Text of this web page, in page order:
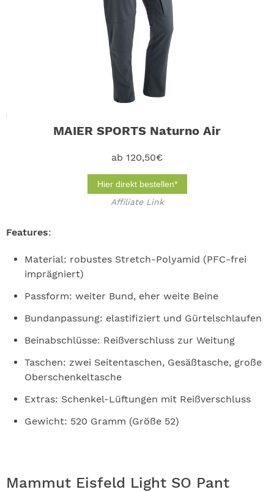
MAIER SPORTS Naturno Air
ab 120,50€
Hier direkt bestellen*
Affiliate Link
Features:
Material: robustes Stretch-Polyamid (PFC-frei
imprägniert)
Passform: weiter Bund, eher weite Beine
Bundanpassung: elastifiziert und Gürtelschlaufen
Beinabschlüsse: Reißverschluss zur Weitung
Taschen: zwei Seitentaschen, Gesäßtasche, große
Oberschenkeltasche
Extras: Schenkel-Lüftungen mit Reißverschluss
Gewicht: 520 Gramm (Größe 52)
Mammut Eisfeld Light SO Pant